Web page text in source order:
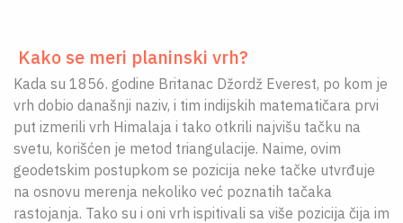
Kako se meri planinski vrh?
Kada su 1856. godine Britanac Džordž Everest, po kom je
vrh dobio današnji naziv, i tim indijskih matematičara prvi
put izmerili vrh Himalaja i tako otkrili najvišu tačku na
svetu, korišćen je metod triangulacije. Naime, ovim
geodetskim postupkom se pozicija neke tačke utvrđuje
na osnovu merenja nekoliko već poznatih tačaka
rastojanja. Tako su i oni vrh ispitivali sa više pozicija čija im